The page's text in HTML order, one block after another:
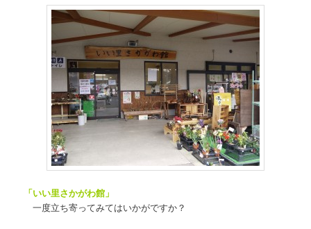
「いい里さかがわ館」
一度立ち寄ってみてはいかがですか？